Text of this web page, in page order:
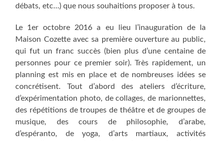
débats, etc…) que nous souhaitions proposer à tous.
Le 1er octobre 2016 a eu lieu l’inauguration de la
Maison Cozette avec sa première ouverture au public,
qui fut un franc succès (bien plus d’une centaine de
personnes pour ce premier soir). Très rapidement, un
planning est mis en place et de nombreuses idées se
concrétisent. Tout d’abord des ateliers d’écriture,
d’expérimentation photo, de collages, de marionnettes,
des répétitions de troupes de théâtre et de groupes de
musique, des cours de philosophie, d’arabe,
d’espéranto, de yoga, d’arts martiaux, activités